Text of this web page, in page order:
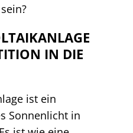
IN DIE
ist ein
Sonnenlicht in